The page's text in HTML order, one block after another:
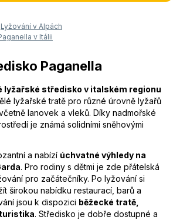
Lyžování v Alpách
v Itálii
Paganella
lyžařské středisko v italském regionu
lyžařské tratě pro různé úrovně lyžařů
lanovek a vleků. Díky nadmořské
je známá solidními sněhovými
a nabízí úchvatné výhledy na
. Pro rodiny s dětmi je zde přátelská
pro začátečníky. Po lyžování si
širokou nabídku restaurací, barů a
jsou k dispozici běžecké tratě,
. Středisko je dobře dostupné a